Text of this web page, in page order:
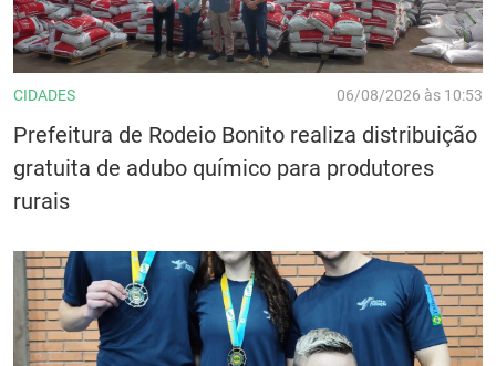
CIDADES 06/08/2026 às 10:53
Prefeitura de Rodeio Bonito realiza distribuição
gratuita de adubo químico para produtores
rurais